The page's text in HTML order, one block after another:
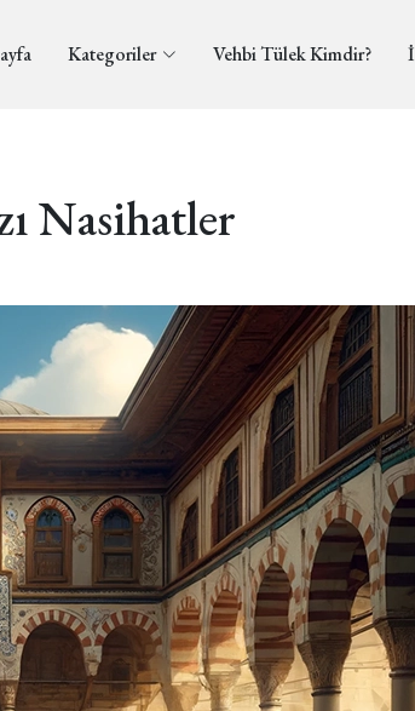
Kategoriler Vehbi Tülek Kimdir?
Nasihatler